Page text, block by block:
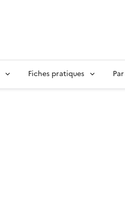
Fiches pratiques